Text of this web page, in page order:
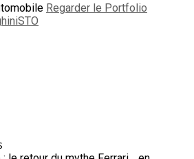
Regarder le Portfolio
STO